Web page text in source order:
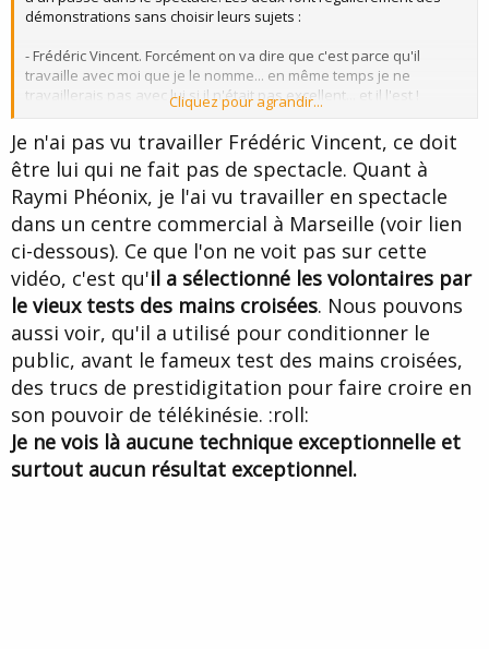
démonstrations sans choisir leurs sujets :
- Frédéric Vincent. Forcément on va dire que c'est parce qu'il
travaille avec moi que je le nomme... en même temps je ne
travaillerais pas avec lui si il n'était pas excellent... et il l'est !
Discours pré-hypnotique parfait, grande capacité de leading et de
saturation, rapide et très fin dans son choix de stratégie. On a
énormément travaillé l'hypnose spontanée ensemble : c'est une
expérience avec laquelle on ne triche pas
- Raymi Phéonix. Je connais moins sa pratique, mais c'est
quelqu'un qui sait prendre des risques et qui dans ce que j'ai vu
de lui ne fait pas de sélection et sait très bien s'adapter à son
sujet.
Cliquez pour agrandir...
Je n'ai pas vu travailler Frédéric Vincent, ce doit
être lui qui ne fait pas de spectacle. Quant à
Raymi Phéonix, je l'ai vu travailler en spectacle
dans un centre commercial à Marseille (voir lien
ci-dessous). Ce que l'on ne voit pas sur cette
vidéo, c'est qu'il a sélectionné les volontaires par
le vieux tests des mains croisées. Nous pouvons
aussi voir, qu'il a utilisé pour conditionner le
public, avant le fameux test des mains croisées,
des trucs de prestidigitation pour faire croire en
son pouvoir de télékinésie. :roll:
Je ne vois là aucune technique exceptionnelle et
surtout aucun résultat exceptionnel.